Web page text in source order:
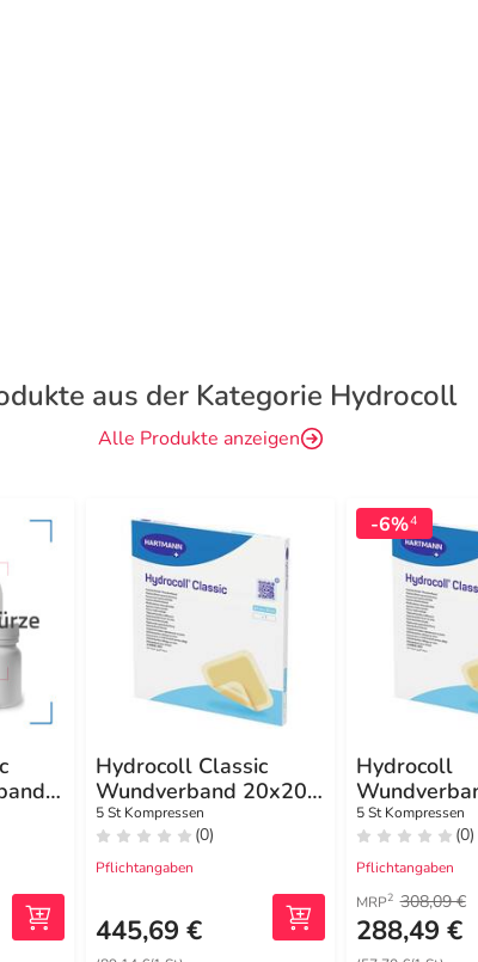
aus der Kategorie Hydrocoll
Alle Produkte anzeigen
Hydrocoll Classic
Wundverband 20x20
cm
5 St Kompressen
(0)
Pflichtangaben
445,69 €
-6%4
Hydrocoll
cm
5 St Kompressen
(0)
Pflichtangaben
MRP2 308,09 €
288,49 €